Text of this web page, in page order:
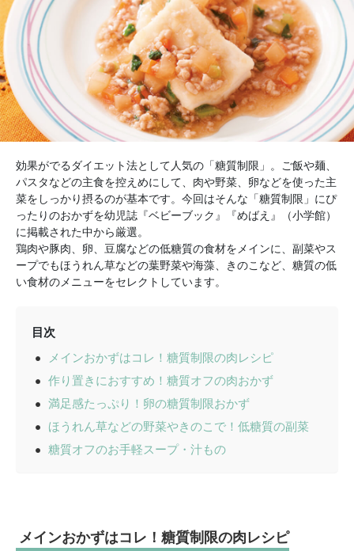
効果がでるダイエット法として人気の「糖質制限」。ご飯や麺、
パスタなどの主食を控えめにして、肉や野菜、卵などを使った主
菜をしっかり摂るのが基本です。今回はそんな「糖質制限」にぴ
ったりのおかずを幼児誌『ベビーブック』『めばえ』（小学館）
に掲載された中から厳選。
鶏肉や豚肉、卵、豆腐などの低糖質の食材をメインに、副菜やス
ープでもほうれん草などの葉野菜や海藻、きのこなど、糖質の低
い食材のメニューをセレクトしています。
目次
メインおかずはコレ！糖質制限の肉レシピ
作り置きにおすすめ！糖質オフの肉おかず
満足感たっぷり！卵の糖質制限おかず
ほうれん草などの野菜やきのこで！低糖質の副菜
糖質オフのお手軽スープ・汁もの
メインおかずはコレ！糖質制限の肉レシピ